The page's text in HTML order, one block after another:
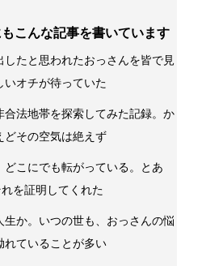
こんな記事を書いています
したと思われたおっさんを皆で見
いオチが待っていた
合法地帯を探索してみた記録。か
どその空気は絶えず
どこにでも転がっている。とあ
れを証明してくれた
生か。いつの世も、おっさんの悩
れていることが多い